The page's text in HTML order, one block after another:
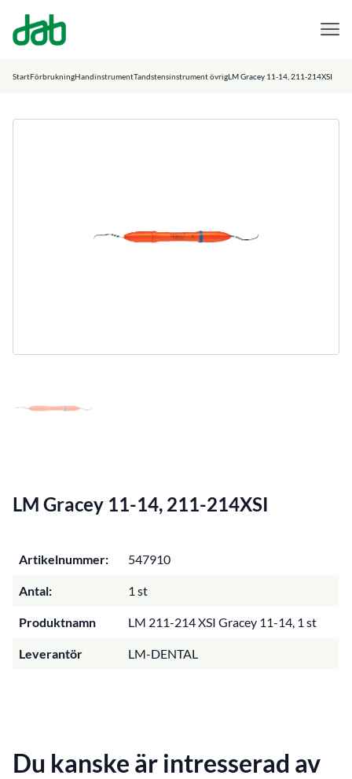
DAB Dental
StartFörbrukningHandinstrumentTandstensinstrument övrigLM Gracey 11-14, 211-214XSI
LM Gracey 11-14, 211-214XSI
Artikelnummer: 547910
Antal: 1 st
Produktnamn LM 211-214 XSI Gracey 11-14, 1 st
Leverantör LM-DENTAL
Du kanske är intresserad av